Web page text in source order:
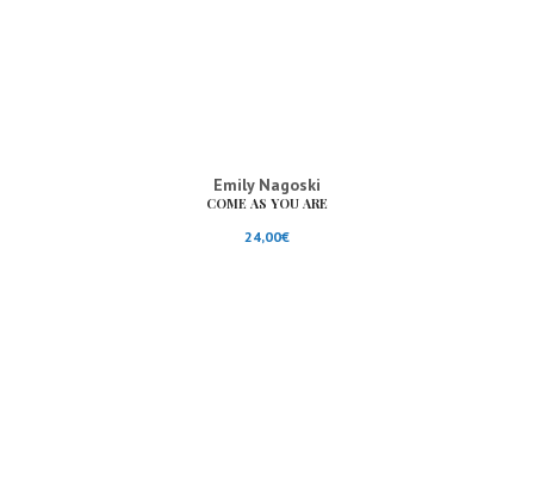
Emily Nagoski
COME AS YOU ARE
24,00€